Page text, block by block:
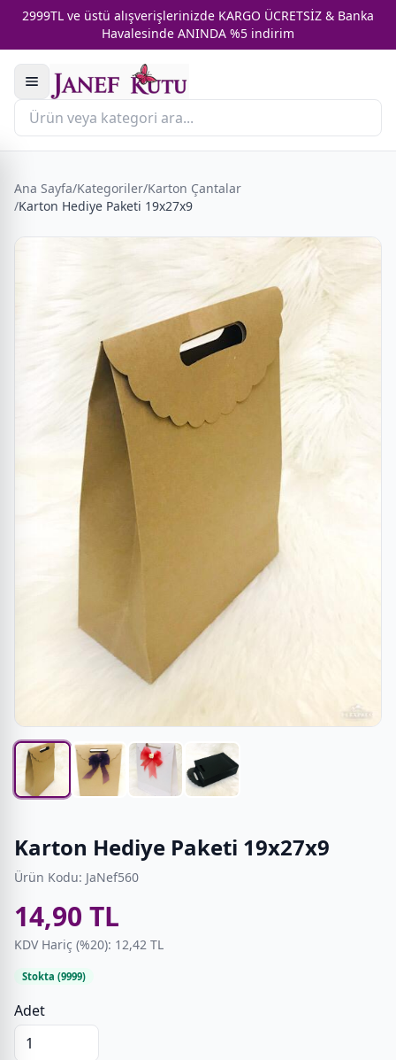
2999TL ve üstü alışverişlerinizde KARGO ÜCRETSİZ & Banka
Havalesinde ANINDA %5 indirim
Ana Sayfa/Kategoriler/Karton Çantalar
/Karton Hediye Paketi 19x27x9
Karton Hediye Paketi 19x27x9
Ürün Kodu: JaNef560
14,90 TL
KDV Hariç (%20): 12,42 TL
Stokta (9999)
Adet